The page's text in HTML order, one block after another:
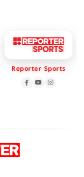
Reporter Sports